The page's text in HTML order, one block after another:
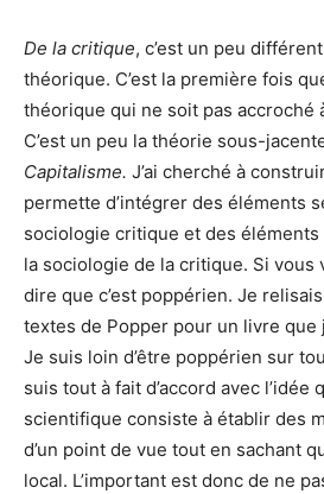
De la critique, c’est un peu
théorique. C’est la première fois
théorique qui ne soit pas accroché
C’est un peu la théorie sous-
Capitalisme. J’ai cherché à
permette d’intégrer des éléments
sociologie critique et des
la sociologie de la critique. Si vous
dire que c’est poppérien. Je
textes de Popper pour un livre que
Je suis loin d’être poppérien sur
suis tout à fait d’accord avec l’idée
scientifique consiste à établir des
d’un point de vue tout en sachant
local. L’important est donc de ne